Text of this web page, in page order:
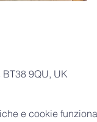
9QU, UK
e cookie